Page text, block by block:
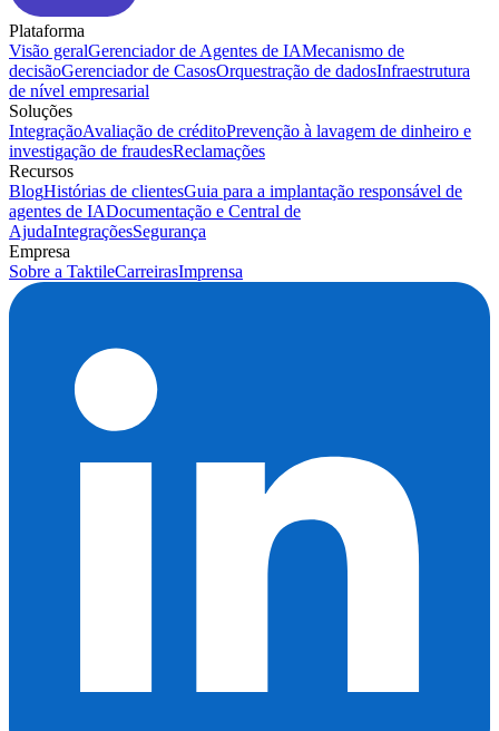
Plataforma
Visão geralGerenciador de Agentes de IAMecanismo de
decisãoGerenciador de CasosOrquestração de dadosInfraestrutura
de nível empresarial
Soluções
IntegraçãoAvaliação de créditoPrevenção à lavagem de dinheiro e
investigação de fraudesReclamações
Recursos
BlogHistórias de clientesGuia para a implantação responsável de
agentes de IADocumentação e Central de
AjudaIntegraçõesSegurança
Empresa
Sobre a TaktileCarreirasImprensa